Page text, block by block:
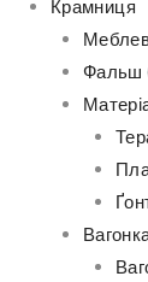
Крамниця
Фальш